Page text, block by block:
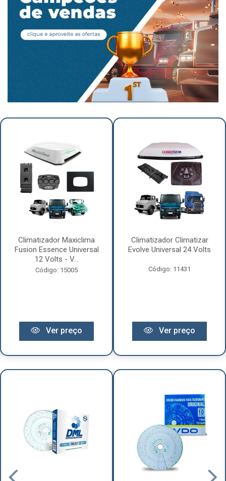
Climatizador Maxiclima
Fusion Essence Universal
12 Volts - V...
Código: 15005
Ver preço
Climatizador Climatizar
Evolve Universal 24 Volts
Código: 11431
Ver preço